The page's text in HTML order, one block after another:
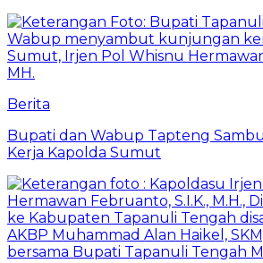
Berita
Bupati dan Wabup Tapteng
Kerja Kapolda Sumut